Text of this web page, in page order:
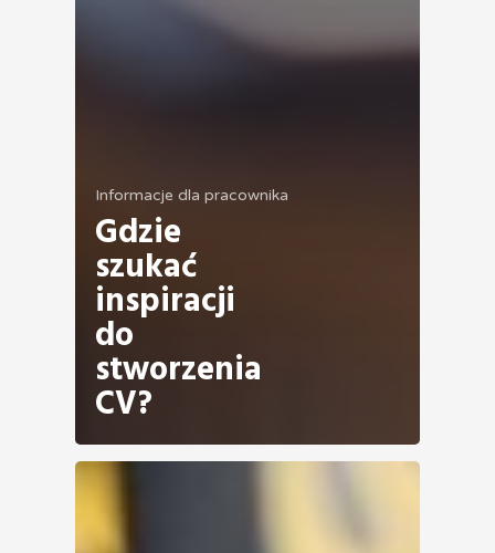
Informacje dla pracownika
Gdzie
szukać
inspiracji
do
stworzenia
CV?